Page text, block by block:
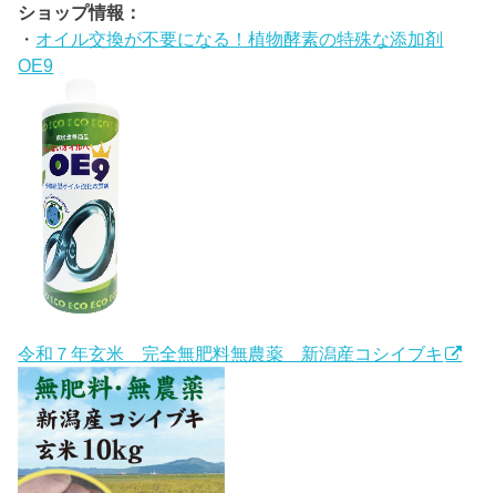
ショップ情報：
・ オイル交換が不要になる！植物酵素の特殊な添加剤
OE9
令和７年玄米 完全無肥料無農薬 新潟産コシイブキ